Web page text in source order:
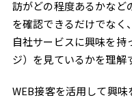
訪がどの程度あるかなど
を確認できるだけでなく
自社サービスに興味を持
ジ）を見ているかを理解
WEB接客を活用して興